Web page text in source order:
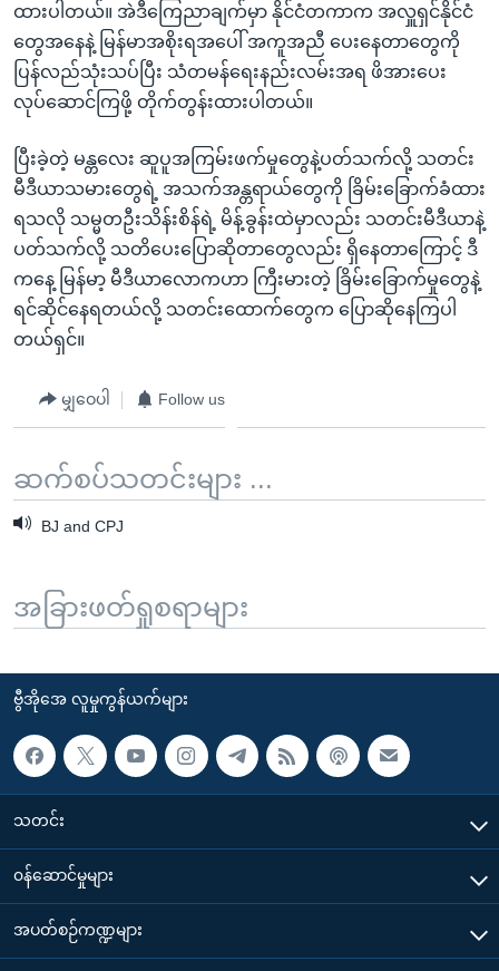
ထားပါတယ်။ အဲဒီကြေညာချက်မှာ နိုင်ငံတကာက အလှူရှင်နိုင်ငံ
တွေအနေနဲ့ မြန်မာအစိုးရအပေါ် အကူအညီ ပေးနေတာတွေကို
ပြန်လည်သုံးသပ်ပြီး သံတမန်ရေးနည်းလမ်းအရ ဖိအားပေး
လုပ်ဆောင်ကြဖို့ တိုက်တွန်းထားပါတယ်။
ပြီးခဲ့တဲ့ မန္တလေး ဆူပူအကြမ်းဖက်မှုတွေနဲ့ပတ်သက်လို့ သတင်း
မီဒီယာသမားတွေရဲ့ အသက်အန္တရာယ်တွေကို ခြိမ်းခြောက်ခံထား
ရသလို သမ္မတဦးသိန်းစိန်ရဲ့ မိန့်ခွန်းထဲမှာလည်း သတင်းမီဒီယာနဲ့
ပတ်သက်လို့ သတိပေးပြောဆိုတာတွေလည်း ရှိနေတာကြောင့် ဒီ
ကနေ့ မြန်မာ့ မီဒီယာလောကဟာ ကြီးမားတဲ့ ခြိမ်းခြောက်မှုတွေနဲ့
ရင်ဆိုင်နေရတယ်လို့ သတင်းထောက်တွေက ပြောဆိုနေကြပါ
တယ်ရှင်။
မျှဝေပါ Follow us
ဆက်စပ်သတင်းများ ...
BJ and CPJ
အခြားဖတ်ရှုစရာများ
ဗွီအိုအေ လူမှုကွန်ယက်များ
သတင်း
၀န်ဆောင်မှုများ
အပတ်စဉ်ကဏ္ဍများ